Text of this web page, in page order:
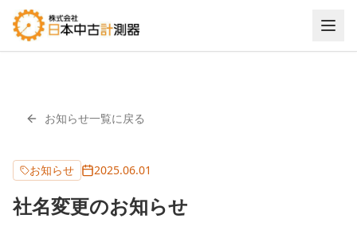
お知らせ一覧に戻る
お知らせ 2025.06.01
社名変更のお知らせ